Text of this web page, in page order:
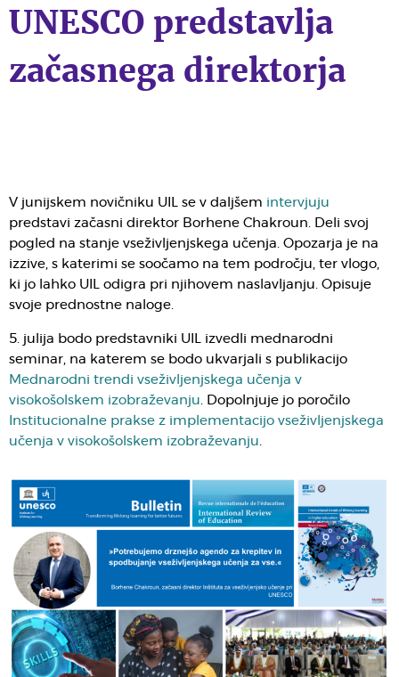
UNESCO predstavlja
začasnega direktorja
V junijskem novičniku UIL se v daljšem intervjuju
predstavi začasni direktor Borhene Chakroun. Deli svoj
pogled na stanje vseživljenjskega učenja. Opozarja je na
izzive, s katerimi se soočamo na tem področju, ter vlogo,
ki jo lahko UIL odigra pri njihovem naslavljanju. Opisuje
svoje prednostne naloge.
5. julija bodo predstavniki UIL izvedli mednarodni
seminar, na katerem se bodo ukvarjali s publikacijo
Mednarodni trendi vseživljenjskega učenja v
visokošolskem izobraževanju. Dopolnjuje jo poročilo
Institucionalne prakse z implementacijo vseživljenjskega
učenja v visokošolskem izobraževanju.